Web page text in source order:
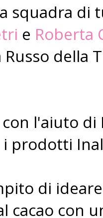
squadra di
e Roberta
Russo della
l'aiuto
i prodotti
di
cacao con